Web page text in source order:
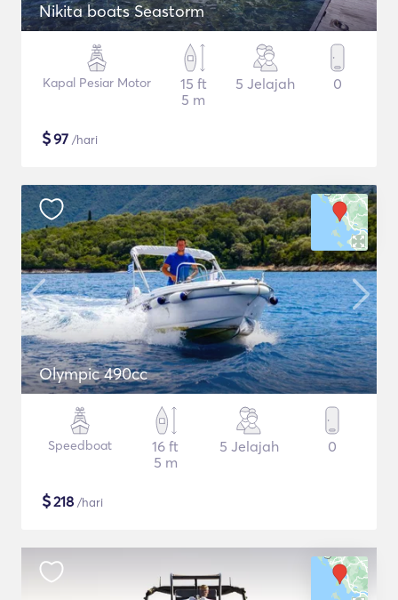
Nikita boats Seastorm
Kapal Pesiar Motor
15 ft
5 m
5 Jelajah 0
$97 /hari
Olympic 490cc
Speedboat
16 ft
5 m
5 Jelajah 0
$218 /hari